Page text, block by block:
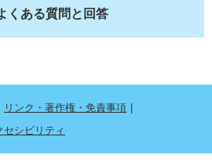
くある質問と回答
リンク・著作権・免責事項
セシビリティ